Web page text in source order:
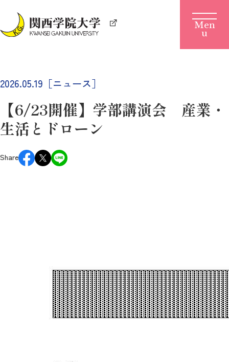
2026.05.19［ニュース］
【6/23開催】学部講演会 産業・
生活とドローン
Share